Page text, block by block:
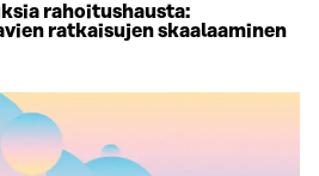
rahoitushausta:
ratkaisujen skaalaaminen